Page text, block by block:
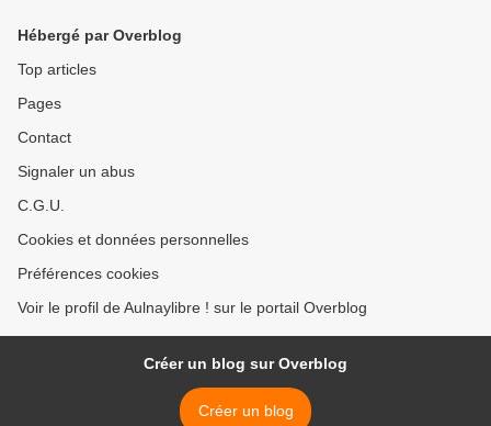
Hébergé par Overblog
Top articles
Pages
Contact
Signaler un abus
C.G.U.
Cookies et données personnelles
Préférences cookies
Voir le profil de Aulnaylibre ! sur le portail Overblog
Créer un blog sur Overblog
Créer un blog